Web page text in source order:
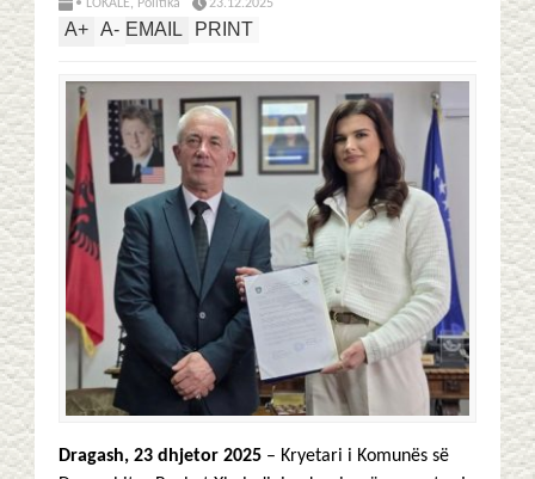
• LOKALE, Politika 23.12.2025
A+ A- EMAIL PRINT
Dragash, 23 dhjetor 2025 – Kryetari i Komunës së